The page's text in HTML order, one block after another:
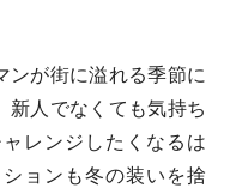
ンが街に溢れる季節に
新人でなくても気持ち
レンジしたくなるは
ョンも冬の装いを捨